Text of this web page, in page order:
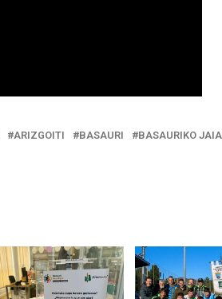
ARIZGOITI BASAURI BASAURIKO